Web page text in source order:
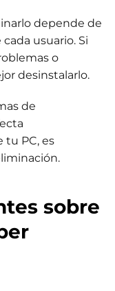
depende de
usuario. Si
o
desinstalarlo.
de
PC, es
sobre